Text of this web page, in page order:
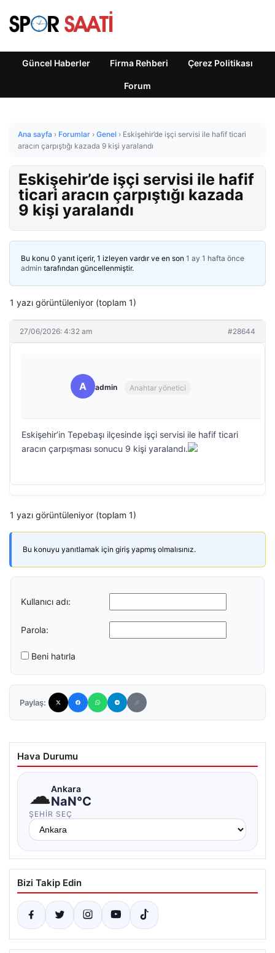
Güncel Haberler Firma Rehberi Çerez Politikası
Forum
Ana sayfa › Forumlar › Genel › Eskişehir’de işçi servisi ile hafif ticari
aracın çarpıştığı kazada 9 kişi yaralandı
Eskişehir’de işçi servisi ile hafif
ticari aracın çarpıştığı kazada
9 kişi yaralandı
Bu konu 0 yanıt içerir, 1 izleyen vardır ve en son 1 ay 1 hafta önce
admin tarafından güncellenmiştir.
1 yazı görüntüleniyor (toplam 1)
27/06/2026: 4:32 am #28644
A admin Anahtar yönetici
Eskişehir’in Tepebaşı ilçesinde işçi servisi ile hafif ticari
aracın çarpışması sonucu 9 kişi yaralandı.
1 yazı görüntüleniyor (toplam 1)
Bu konuyu yanıtlamak için giriş yapmış olmalısınız.
Kullanıcı adı:
Parola:
Beni hatırla
Paylaş:
Hava Durumu
☁Ankara
NaN°C
ŞEHIR SEÇ
Bizi Takip Edin